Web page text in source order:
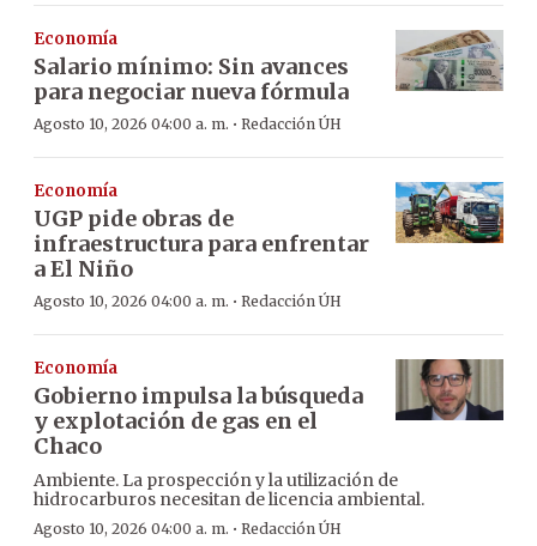
Economía
Salario mínimo: Sin avances
para negociar nueva fórmula
Agosto 10, 2026 04:00 a. m. · Redacción ÚH
Economía
UGP pide obras de
infraestructura para enfrentar
a El Niño
Agosto 10, 2026 04:00 a. m. · Redacción ÚH
Economía
Gobierno impulsa la búsqueda
y explotación de gas en el
Chaco
Ambiente. La prospección y la utilización de
hidrocarburos necesitan de licencia ambiental.
Agosto 10, 2026 04:00 a. m. · Redacción ÚH